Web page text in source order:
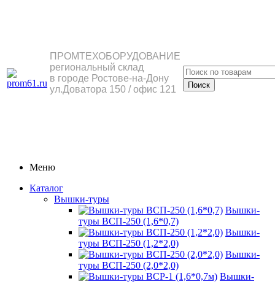
ПРОМТЕХОБОРУДОВАНИЕ
региональный склад
в городе Ростове-на-Дону
ул.Доватора 150 / офис 121
Меню
Каталог
Вышки-туры
Вышки-
туры ВСП-250 (1,6*0,7)
Вышки-
туры ВСП-250 (1,2*2,0)
Вышки-
туры ВСП-250 (2,0*2,0)
Вышки-